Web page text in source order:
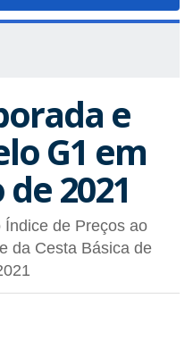
e
G1 em
2021
de Preços ao
da Cesta Básica de